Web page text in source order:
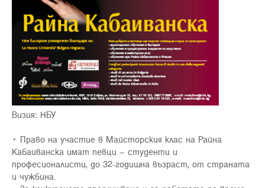
Визия: НБУ
• Право на участие в Майсторския клас на Райна
Кабаиванска имат певци – студенти и
професионалисти, до 32-годишна възраст, от страната
и чужбина.